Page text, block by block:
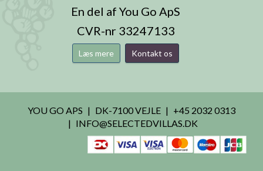
En del af You Go ApS
CVR-nr 33247133
Læs mere Kontakt os
YOU GO APS DK-7100 VEJLE
+45 2032 0313
INFO@SELECTEDVILLAS.DK